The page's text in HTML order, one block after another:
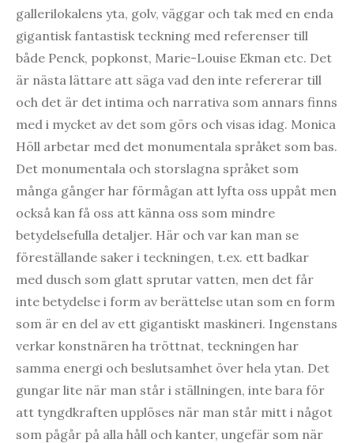
gallerilokalens yta, golv, väggar och tak med en enda
gigantisk fantastisk teckning med referenser till
både Penck, popkonst, Marie-Louise Ekman etc. Det
är nästa lättare att säga vad den inte refererar till
och det är det intima och narrativa som annars finns
med i mycket av det som görs och visas idag. Monica
Höll arbetar med det monumentala språket som bas.
Det monumentala och storslagna språket som
många gånger har förmågan att lyfta oss uppåt men
också kan få oss att känna oss som mindre
betydelsefulla detaljer. Här och var kan man se
föreställande saker i teckningen, t.ex. ett badkar
med dusch som glatt sprutar vatten, men det får
inte betydelse i form av berättelse utan som en form
som är en del av ett gigantiskt maskineri. Ingenstans
verkar konstnären ha tröttnat, teckningen har
samma energi och beslutsamhet över hela ytan. Det
gungar lite när man står i ställningen, inte bara för
att tyngdkraften upplöses när man står mitt i något
som pågår på alla håll och kanter, ungefär som när